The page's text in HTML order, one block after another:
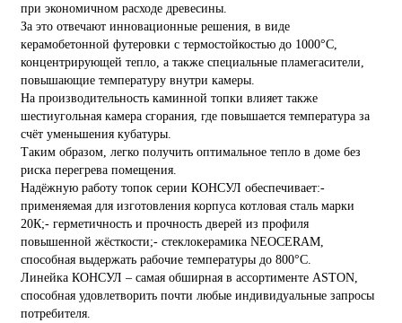
при экономичном расходе древесины.
За это отвечают инновационные решения, в виде
керамобетонной футеровки с термостойкостью до 1000°C,
концентрирующей тепло, а также специальные пламегасители,
повышающие температуру внутри камеры.
На производительность каминной топки влияет также
шестиугольная камера сгорания, где повышается температура за
счёт уменьшения кубатуры.
Таким образом, легко получить оптимальное тепло в доме без
риска перегрева помещения.
Надёжную работу топок серии КОНСУЛ обеспечивает:-
применяемая для изготовления корпуса котловая сталь марки
20К;- герметичность и прочность дверей из профиля
повышенной жёсткости;- стеклокерамика NEOCERAM,
способная выдержать рабочие температуры до 800°C.
Линейка КОНСУЛ – самая обширная в ассортименте ASTON,
способная удовлетворить почти любые индивидуальные запросы
потребителя.